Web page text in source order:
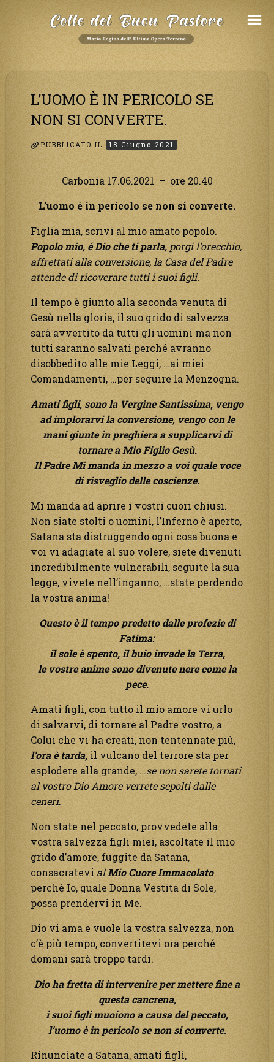
L’UOMO È IN PERICOLO SE
NON SI CONVERTE.
PUBBLICATO IL 18 Giugno 2021
Carbonia 17.06.2021 – ore 20.40
L’uomo è in pericolo se non si converte.
Figlia mia, scrivi al mio amato popolo.
Popolo mio, é Dio che ti parla, porgi l’orecchio,
affrettati alla conversione, la Casa del Padre
attende di ricoverare tutti i suoi figli.
Il tempo è giunto alla seconda venuta di
Gesù nella gloria, il suo grido di salvezza
sarà avvertito da tutti gli uomini ma non
tutti saranno salvati perché avranno
disobbedito alle mie Leggi, …ai miei
Comandamenti, …per seguire la Menzogna.
Amati figli, sono la Vergine Santissima, vengo
ad implorarvi la conversione, vengo con le
mani giunte in preghiera a supplicarvi di
tornare a Mio Figlio Gesù.
Il Padre Mi manda in mezzo a voi quale voce
di risveglio delle coscienze.
Mi manda ad aprire i vostri cuori chiusi.
Non siate stolti o uomini, l’Inferno è aperto,
Satana sta distruggendo ogni cosa buona e
voi vi adagiate al suo volere, siete divenuti
incredibilmente vulnerabili, seguite la sua
legge, vivete nell’inganno, …state perdendo
la vostra anima!
Questo è il tempo predetto dalle profezie di
Fatima:
il sole è spento, il buio invade la Terra,
le vostre anime sono divenute nere come la
pece.
Amati figli, con tutto il mio amore vi urlo
di salvarvi, di tornare al Padre vostro, a
Colui che vi ha creati, non tentennate più,
l’ora è tarda, il vulcano del terrore sta per
esplodere alla grande, …se non sarete tornati
al vostro Dio Amore verrete sepolti dalle
ceneri.
Non state nel peccato, provvedete alla
vostra salvezza figli miei, ascoltate il mio
grido d’amore, fuggite da Satana,
consacratevi alMio Cuore Immacolato
perché Io, quale Donna Vestita di Sole,
possa prendervi in Me.
Dio vi ama e vuole la vostra salvezza, non
c’è più tempo, convertitevi ora perché
domani sarà troppo tardi.
Dio ha fretta di intervenire per mettere fine a
questa cancrena,
i suoi figli muoiono a causa del peccato,
l’uomo è in pericolo se non si converte.
Rinunciate a Satana, amati figli,